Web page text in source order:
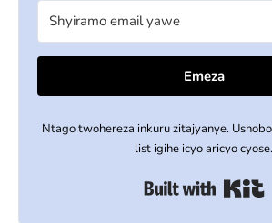
Emeza
Ntago twohereza inkuru zitajyanye.
list igihe icyo aricyo cyose.